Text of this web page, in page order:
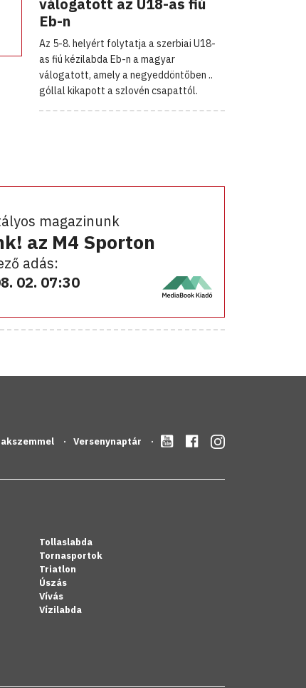
Eb-n
Az 5-8. helyért folytatja a szerbiai U18-
as fiú kézilabda Eb-n a magyar
válogatott, amely a negyeddöntőben ..
góllal kikapott a szlovén csapattól.
magazinunk
az M4 Sporton
adás:
02. 07:30
Versenynaptár
Tollaslabda
Tornasportok
Triatlon
Úszás
Vívás
Vízilabda